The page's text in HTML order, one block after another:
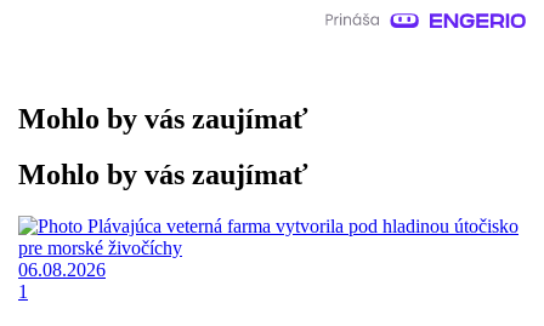
Mohlo by vás zaujímať
Mohlo by vás zaujímať
06.08.2026
1